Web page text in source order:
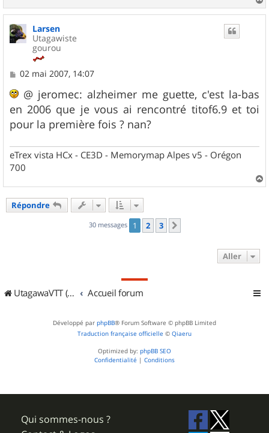
a
Larsen
Utagawiste
gourou
M
s
a
g
e
02 mai 2007, 14:07
@ jeromec: alzheimer me guette, c'est la-bas
en 2006 que je vous ai rencontré titof6.9 et toi
pour la première fois ? nan?
eTrex vista HCx - CE3D - Memorymap Alpes v5 - Orégon
700
a
Répondre
30 messages 1 2 3
Aller
UtagawaVTT (Randos VTT et VTTAE avec traces GPS) Accueil forum
Développé par phpBB® Forum Software © phpBB Limited
Traduction française officielle © Qiaeru
Optimized by: phpBB SEO
Confidentialité | Conditions
Qui sommes-nous ?